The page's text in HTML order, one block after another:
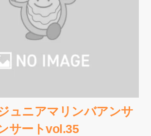
ュニアマリンバアンサ
サートvol.35